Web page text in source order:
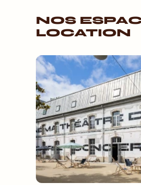
NOS
LOCATION